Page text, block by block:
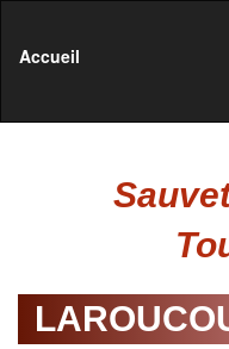
Accueil